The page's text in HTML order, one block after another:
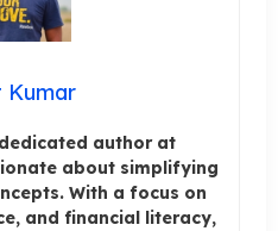
Kumar
author at
about simplifying
With a focus on
and financial literacy,